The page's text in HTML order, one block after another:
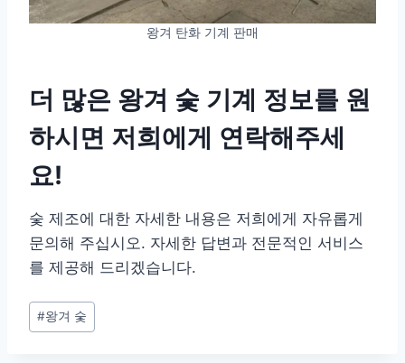
왕겨 탄화 기계 판매
더 많은 왕겨 숯 기계 정보를 원
하시면 저희에게 연락해주세
요!
숯 제조에 대한 자세한 내용은 저희에게 자유롭게
문의해 주십시오. 자세한 답변과 전문적인 서비스
를 제공해 드리겠습니다.
Post
Tags:
#왕겨 숯